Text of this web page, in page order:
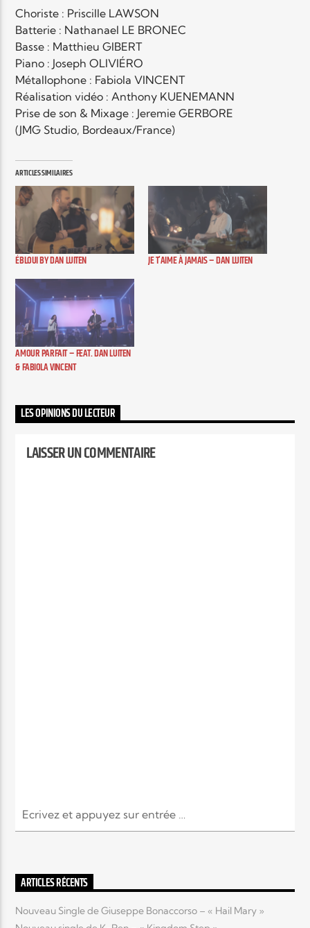
Elyon Live
Elyon Kids
Choriste : Priscille LAWSON
Batterie : Nathanael LE BRONEC
Basse : Matthieu GIBERT
Piano : Joseph OLIVIÉRO
Métallophone : Fabiola VINCENT
Réalisation vidéo : Anthony KUENEMANN
Prise de son & Mixage : Jeremie GERBORE
(JMG Studio, Bordeaux/France)
ARTICLES SIMILAIRES
ÉBLOUI BY DAN LUITEN JE T’AIME À JAMAIS – DAN LUITEN
AMOUR PARFAIT – FEAT. DAN LUITEN
& FABIOLA VINCENT
LES OPINIONS DU LECTEUR
LAISSER UN COMMENTAIRE
ARTICLES RÉCENTS
Nouveau Single de Giuseppe Bonaccorso – « Hail Mary »